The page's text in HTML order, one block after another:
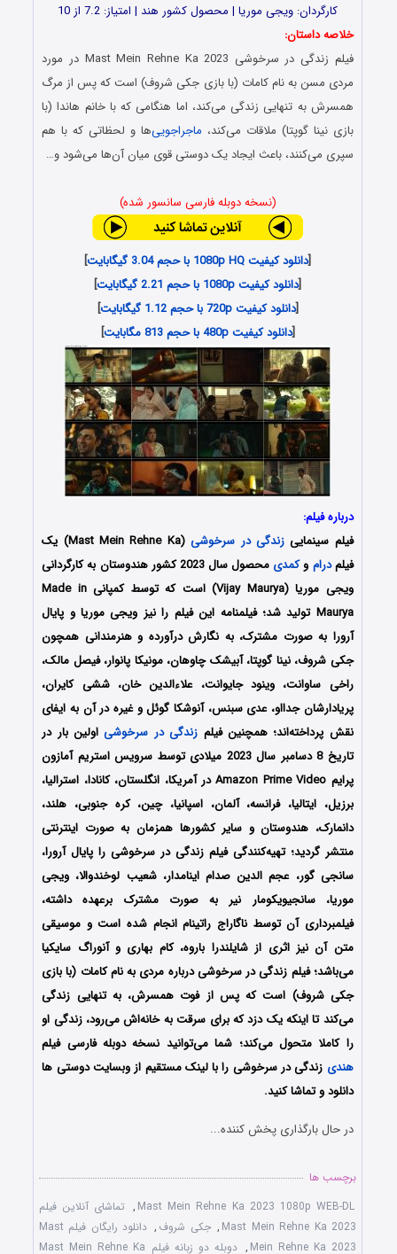
کارگردان: ویجی موریا | محصول کشور هند | امتیاز: 7.2 از 10
خلاصه داستان:
فیلم زندگی در سرخوشی Mast Mein Rehne Ka 2023 در مورد
مردی مسن به نام کامات (با بازی جکی شروف) است که پس از مرگ
همسرش به تنهایی زندگی می‌کند، اما هنگامی که با خانم هاندا (با
بازی نینا گوپتا) ملاقات می‌کند، ماجراجویی‌ها و لحظاتی که با هم
سپری می‌کنند، باعث ایجاد یک دوستی قوی میان آن‌ها می‌شود و…
(نسخه دوبله فارسی سانسور شده)
[دانلود کیفیت 1080p HQ با حجم 3.04 گیگابایت
]
[دانلود کیفیت 1080p با حجم 2.21 گیگابایت
]
[دانلود کیفیت 720p با حجم 1.12 گیگابایت
]
[دانلود کیفیت 480p با حجم 813 مگابایت ]
درباره فیلم:
فیلم سینماییزندگی در سرخوشی
(Mast Mein Rehne Ka) یک
فیلمدرام وکمدی
محصول سال 2023 کشور هندوستان به کارگردانی
ویجی موریا (Vijay Maurya) است که توسط کمپانی‌ Made in
Maurya تولید شد؛ فیلمنامه این فیلم را نیز ویجی موریا و پایال
آرورا به صورت مشترک، به نگارش درآورده و هنرمندانی همچون
جکی شروف، نینا گوپتا، آبیشک چاوهان، مونیکا پانوار، فیصل مالک،
راخی ساوانت، وینود جایوانت، علاءالدین خان، ششی کایران،
پریادارشان جدااو، عدی سبنس، آنوشکا گوئل و غیره در آن به ایفای
نقش پرداخته‌اند؛ همچنین فیلم زندگی در سرخوشیاولین بار در
تاریخ 8 دسامبر سال 2023 میلادی توسط سرویس استریم آمازون
پرایم Amazon Prime Video در آمریکا، انگلستان، کانادا، استرالیا،
برزیل، ایتالیا، فرانسه، آلمان، اسپانیا، چین، کره جنوبی، هلند،
دانمارک، هندوستان و سایر کشورها همزمان به صورت اینترنتی
منتشر گردید؛ تهیه‌کنندگی فیلم زندگی در سرخوشی را پایال آرورا،
سانجی گور، عجم الدین صدام اینامدار، شعیب لوخندوالا، ویجی
موریا، سانجیویکومار نیر به صورت مشترک برعهده داشته،
فیلمبرداری آن توسط ناگاراج راتینام انجام شده است و موسیقی
متن آن نیز اثری از شایلندرا باروه، کام بهاری و آنوراگ سایکیا
می‌باشد؛ فیلم زندگی در سرخوشی درباره مردی به نام کامات (با بازی
جکی شروف) است که پس از فوت همسرش، به تنهایی زندگی
می‌کند تا اینکه یک دزد که برای سرقت به خانه‌اش می‌رود، زندگی‌ او
را کاملا متحول می‌کند؛ شما می‌توانید نسخه دوبله فارسی فیلم
هندی زندگی در سرخوشی را با ‌لینک مستقیم از وبسایت دوستی ها
دانلود و تماشا کنید.
در حال بارگذاری پخش کننده...
برچسب ها
Mast Mein Rehne Ka 2023 1080p WEB-DL
, تماشای آنلاین فیلم
Mast Mein Rehne Ka 2023
, جکی شروف ,
دانلود رایگان فیلم Mast
Mein Rehne Ka 2023
, دوبله دو زبانه فیلم Mast Mein Rehne Ka